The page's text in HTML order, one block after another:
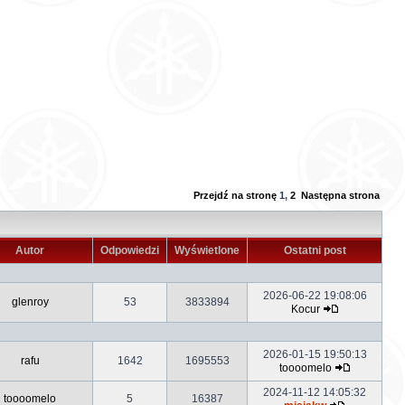
Przejdź na stronę 1, 2 Następna strona
Autor Odpowiedzi Wyświetlone Ostatni post
glenroy 53 3833894
2026-06-22 19:08:06
Kocur
rafu 1642 1695553
2026-01-15 19:50:13
toooomelo
toooomelo 5 16387
2024-11-12 14:05:32